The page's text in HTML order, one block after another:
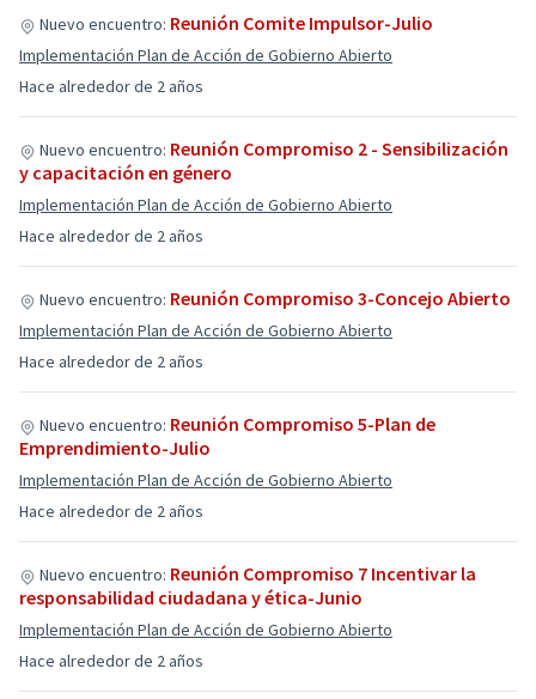
Hace alrededor de 2 años
Nuevo encuentro: Reunión Comite Impulsor-Julio
Implementación Plan de Acción de Gobierno Abierto
Hace alrededor de 2 años
Nuevo encuentro: Reunión Compromiso 2 - Sensibilización
y capacitación en género
Implementación Plan de Acción de Gobierno Abierto
Hace alrededor de 2 años
Nuevo encuentro: Reunión Compromiso 3-Concejo Abierto
Implementación Plan de Acción de Gobierno Abierto
Hace alrededor de 2 años
Nuevo encuentro: Reunión Compromiso 5-Plan de
Emprendimiento-Julio
Implementación Plan de Acción de Gobierno Abierto
Hace alrededor de 2 años
Nuevo encuentro: Reunión Compromiso 7 Incentivar la
responsabilidad ciudadana y ética-Junio
Implementación Plan de Acción de Gobierno Abierto